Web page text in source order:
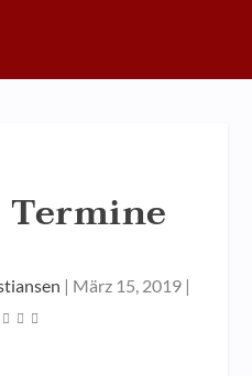
| März 15, 2019|